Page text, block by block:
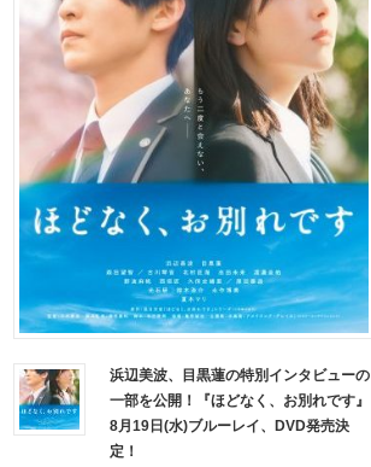
浜辺美波、目黒蓮の特別インタビューの
一部を公開！『ほどなく、お別れです』
8月19日(水)ブルーレイ、DVD発売決
定！